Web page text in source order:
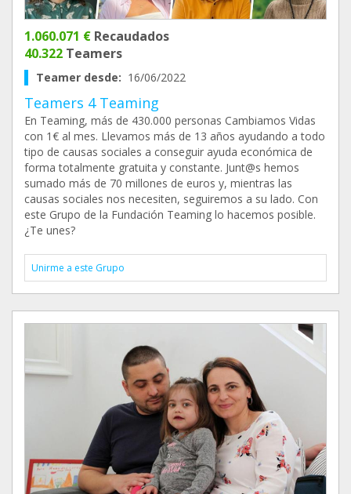
1.060.071 € Recaudados
40.322 Teamers
Teamer desde: 16/06/2022
Teamers 4 Teaming
En Teaming, más de 430.000 personas Cambiamos Vidas
con 1€ al mes. Llevamos más de 13 años ayudando a todo
tipo de causas sociales a conseguir ayuda económica de
forma totalmente gratuita y constante. Junt@s hemos
sumado más de 70 millones de euros y, mientras las
causas sociales nos necesiten, seguiremos a su lado. Con
este Grupo de la Fundación Teaming lo hacemos posible.
¿Te unes?
Unirme a este Grupo